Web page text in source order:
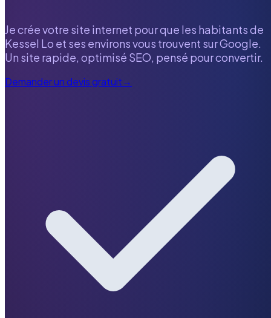
Je crée votre site internet pour que les habitants de
Kessel Lo et ses environs vous trouvent sur Google.
Un site rapide, optimisé SEO, pensé pour convertir.
Demander un devis gratuit→